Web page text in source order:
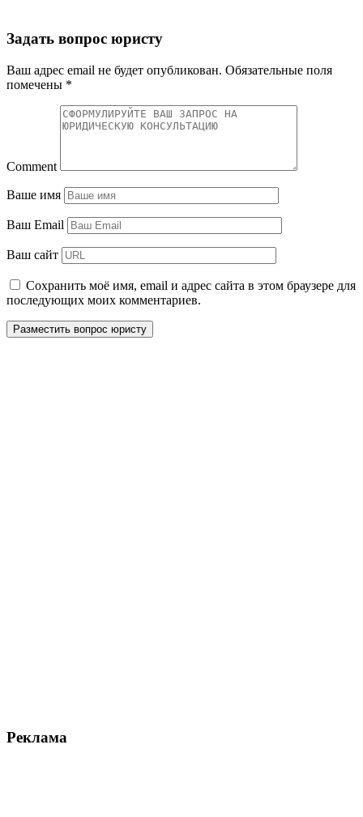
Задать вопрос юристу
Ваш адрес email не будет опубликован. Обязательные поля
помечены *
Comment
Ваше имя
Ваш Email
Ваш сайт
Сохранить моё имя, email и адрес сайта в этом браузере для
последующих моих комментариев.
Реклама